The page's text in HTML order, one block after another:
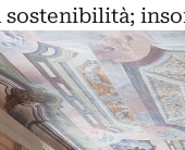
sostenibilità;